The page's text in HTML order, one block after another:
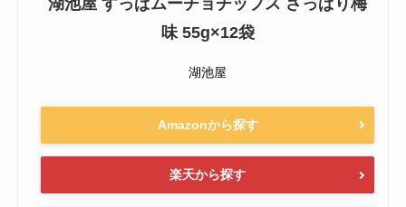
湖池屋 すっぱムーチョチップス さっぱり梅
味 55g×12袋
湖池屋
Amazonから探す
楽天から探す